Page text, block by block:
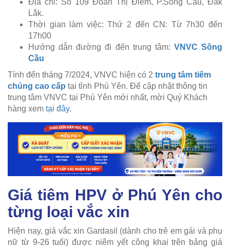
Địa chỉ: Số 109 Đoàn Thị Điểm, P.Sông Cầu, Đắk
Lắk.
Thời gian làm việc: Thứ 2 đến CN: Từ 7h30 đến
17h00
Hướng dẫn đường đi đến trung tâm: VNVC Sông
Cầu
Tính đến tháng 7/2024, VNVC hiện có 2 trung tâm tiêm
chủng cao cấp tại tỉnh Phú Yên. Để cập nhật thông tin
trung tâm VNVC tại Phú Yên mới nhất, mời Quý Khách
hàng xem tại đây.
Giá tiêm HPV ở Phú Yên cho
từng loại vắc xin
Hiện nay, giá vắc xin Gardasil (dành cho trẻ em gái và phụ
nữ từ 9-26 tuổi) được niêm yết công khai trên bảng giá